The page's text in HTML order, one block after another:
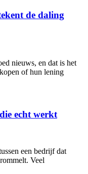
de daling
nieuws, en dat is het
of hun lening
echt werkt
een bedrijf dat
Veel